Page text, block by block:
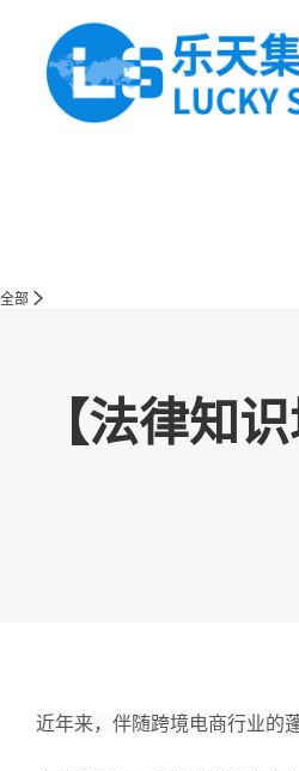
全部
【法律知
近年来，伴随跨境电商行业的